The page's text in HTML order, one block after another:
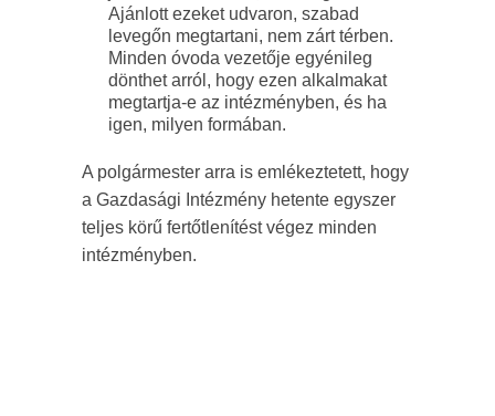
Ajánlott ezeket udvaron, szabad
levegőn megtartani, nem zárt térben.
Minden óvoda vezetője egyénileg
dönthet arról, hogy ezen alkalmakat
megtartja-e az intézményben, és ha
igen, milyen formában.
A polgármester arra is emlékeztetett, hogy
a Gazdasági Intézmény hetente egyszer
teljes körű fertőtlenítést végez minden
intézményben.